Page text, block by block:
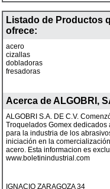
Listado de Productos
ofrece:
acero
cizallas
dobladoras
fresadoras
Acerca de ALGOBRI,
ALGOBRI S.A. DE C.V.
Troquelados Gomex
para la industria de los
iniciación en la
acero. Esta informacion es
www.boletinindustrial.com
IGNACIO ZARAGOZA 34